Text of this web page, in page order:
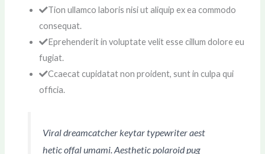
Tion ullamco laboris nisi ut aliquip ex ea commodo
consequat.
Eprehenderit in voluptate velit esse cillum dolore eu
fugiat.
Ccaecat cupidatat non proident, sunt in culpa qui
officia.
Viral dreamcatcher keytar typewriter aest
hetic offal umami. Aesthetic polaroid pug